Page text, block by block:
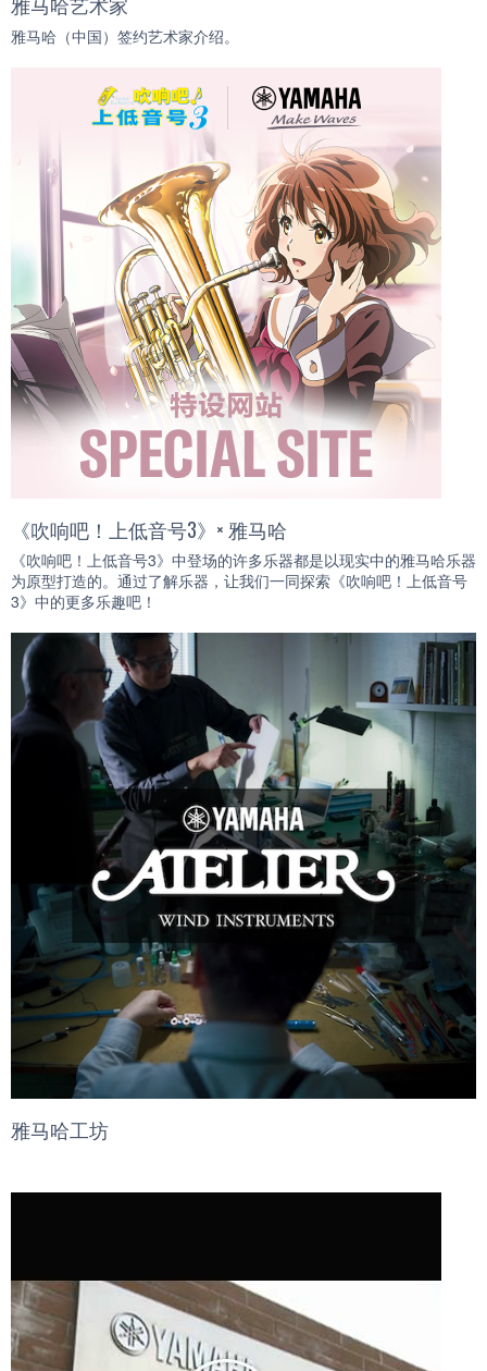
雅马哈（中国）签约艺术家介绍。
《吹响吧！上低音号3》× 雅马哈
《吹响吧！上低音号3》中登场的许多乐器都是以现实中的雅马哈乐器
为原型打造的。通过了解乐器，让我们一同探索《吹响吧！上低音号
3》中的更多乐趣吧！
雅马哈工坊